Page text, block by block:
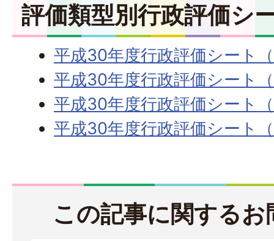
評価類型別行政評価シ
平成30年度行政評価シート
平成30年度行政評価シート
平成30年度行政評価シート
平成30年度行政評価シート
この記事に関する